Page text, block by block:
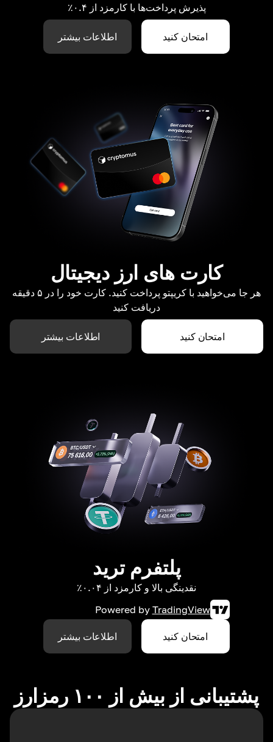
پذیرش پرداخت‌ها با کارمزد از ۰.۴٪
امتحان کنید اطلاعات بیشتر
کارت های ارز دیجیتال
هر جا می‌خواهید با کریپتو پرداخت کنید. کارت خود را در ۵ دقیقه
دریافت کنید
امتحان کنید اطلاعات بیشتر
پلتفرم ترید
نقدینگی بالا و کارمزد از ۰.۰۴٪
Powered by TradingView
امتحان کنید اطلاعات بیشتر
پشتیبانی از بیش از ۱۰۰ رمزارز